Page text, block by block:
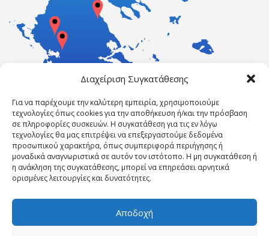
Διαχείριση Συγκατάθεσης
Για να παρέχουμε την καλύτερη εμπειρία, χρησιμοποιούμε
τεχνολογίες όπως cookies για την αποθήκευση ή/και την πρόσβαση
σε πληροφορίες συσκευών. Η συγκατάθεση για τις εν λόγω
τεχνολογίες θα μας επιτρέψει να επεξεργαστούμε δεδομένα
προσωπικού χαρακτήρα, όπως συμπεριφορά περιήγησης ή
μοναδικά αναγνωριστικά σε αυτόν τον ιστότοπο. Η μη συγκατάθεση ή
η ανάκληση της συγκατάθεσης, μπορεί να επηρεάσει αρνητικά
ορισμένες λειτουργίες και δυνατότητες.
Αποδοχή